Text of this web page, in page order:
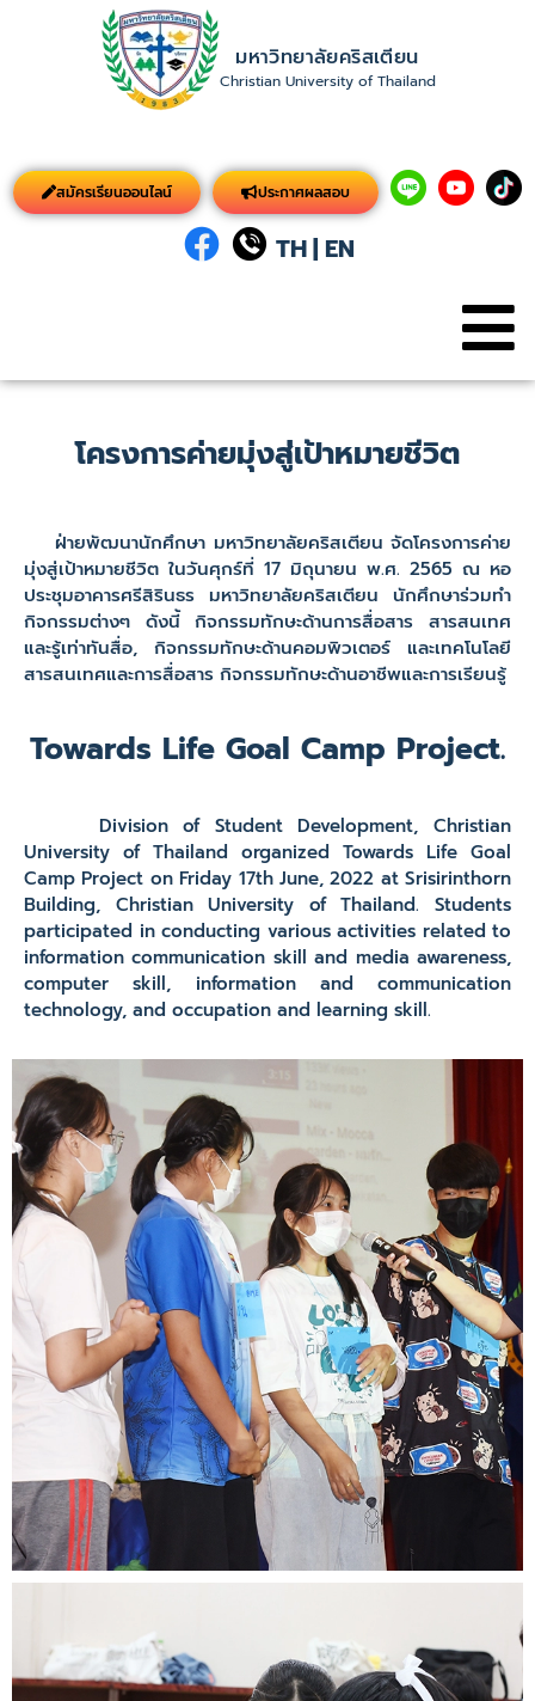
มหาวิทยาลัยคริสเตียน
Christian University of Thailand
สมัครเรียนออนไลน์ ประกาศผลสอบ
TH| EN
โครงการค่ายมุ่งสู่เป้าหมายชีวิต
ฝ่ายพัฒนานักศึกษา มหาวิทยาลัยคริสเตียน จัดโครงการค่าย
มุ่งสู่เป้าหมายชีวิต ในวันศุกร์ที่ 17 มิถุนายน พ.ศ. 2565 ณ หอ
ประชุมอาคารศรีสิรินธร มหาวิทยาลัยคริสเตียน นักศึกษาร่วมทำ
กิจกรรมต่างๆ ดังนี้ กิจกรรมทักษะด้านการสื่อสาร สารสนเทศ
และรู้เท่าทันสื่อ, กิจกรรมทักษะด้านคอมพิวเตอร์ และเทคโนโลยี
สารสนเทศและการสื่อสาร กิจกรรมทักษะด้านอาชีพและการเรียนรู้
Towards Life Goal Camp Project.
Division of Student Development, Christian
University of Thailand organized Towards Life Goal
Camp Project on Friday 17th June, 2022 at Srisirinthorn
Building, Christian University of Thailand. Students
participated in conducting various activities related to
information communication skill and media awareness,
computer skill, information and communication
technology, and occupation and learning skill.